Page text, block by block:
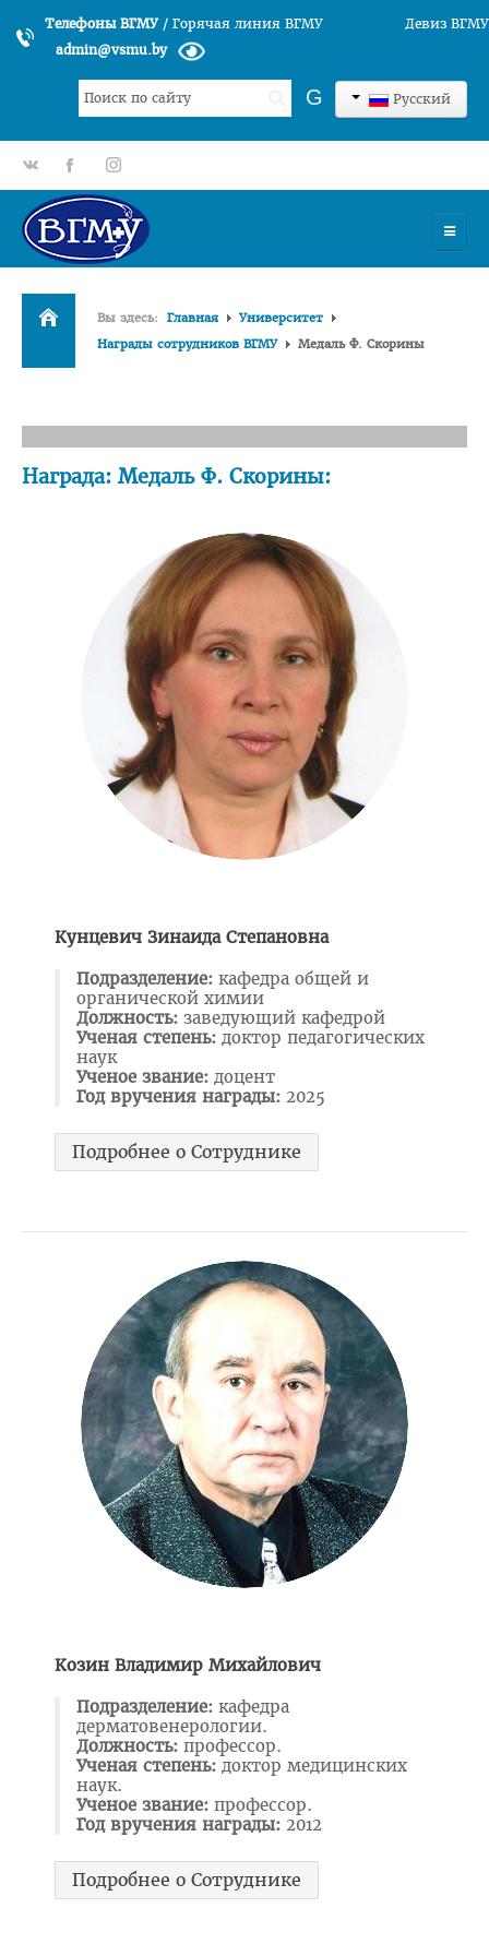
Телефоны ВГМУ/ Горячая линия ВГМУ
Девиз ВГМУ
admin@vsmu.by
Русский
Искать... G
gp fb tt
УНИВЕРСИТЕТ
История университета
Структура ВГМУ
Факультеты
Лечебный
Фармацевтический
Стоматологический
Подготовки иностранных граждан
Довузовской подготовки
ФПКиП по педагогике и психологии
Повышения квалификации и переподготовки кадров
Герои Беларуси
Отдел по идеологической и воспитательной работе
Студенческий клуб
Спортивный клуб
Cоциально-педагогическая и психологическая служба
Кураторы
Совет волонтеров
Год мира и созидания
Великая Победа
Год исторической памяти
Я - грамадзянiн Беларусi
Единый день голосования
Навстречу референдуму
Год народного единства
Стратегия: Молодежь Беларуси - 20.30
ПО РОО «Белая Русь»
Совет ветеранов ВГМУ
Каталог учебных дисциплин
Награды сотрудников ВГМУ
Заслуженный деятель науки БССР
Медаль Ф. Скорины
Заслуженный врач РБ
Вы здесь: Главная
Университет
Награды сотрудников ВГМУ
Медаль Ф. Скорины
Награда: Медаль Ф. Скорины:
Кунцевич Зинаида Степановна
Подразделение: кафедра общей и
органической химии
Должность: заведующий кафедрой
Ученая степень: доктор педагогических
наук
Ученое звание: доцент
Год вручения награды: 2025
Подробнее о Сотруднике
Козин Владимир Михайлович
Подразделение: кафедра
дерматовенерологии.
Должность: профессор.
Ученая степень: доктор медицинских
наук.
Ученое звание: профессор.
Год вручения награды: 2012
Подробнее о Сотруднике